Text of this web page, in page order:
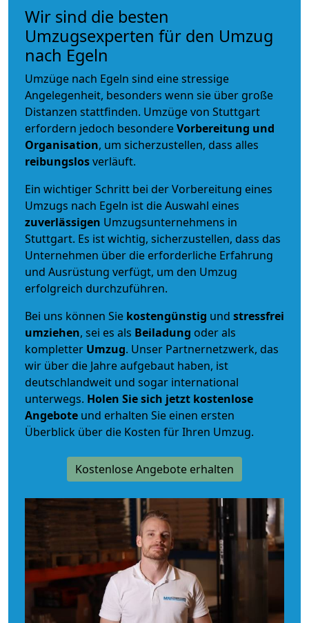
Wir sind die besten
Umzugsexperten für den Umzug
nach Egeln
Umzüge nach Egeln sind eine stressige
Angelegenheit, besonders wenn sie über große
Distanzen stattfinden. Umzüge von Stuttgart
erfordern jedoch besondereVorbereitung und
Organisation, um sicherzustellen, dass alles
reibungslosverläuft.
Ein wichtiger Schritt bei der Vorbereitung eines
Umzugs nach Egeln ist die Auswahl eines
zuverlässigen Umzugsunternehmens in
Stuttgart. Es ist wichtig, sicherzustellen, dass das
Unternehmen über die erforderliche Erfahrung
und Ausrüstung verfügt, um den Umzug
erfolgreich durchzuführen.
Bei uns können Sie kostengünstig und stressfrei
umziehen, sei es als Beiladung oder als
kompletter Umzug. Unser Partnernetzwerk, das
wir über die Jahre aufgebaut haben, ist
deutschlandweit und sogar international
unterwegs. Holen Sie sich jetzt kostenlose
Angebote und erhalten Sie einen ersten
Überblick über die Kosten für Ihren Umzug.
Kostenlose Angebote erhalten